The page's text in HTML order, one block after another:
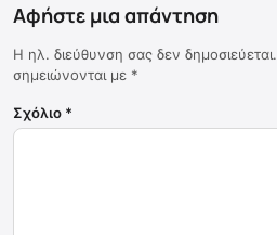
Αφήστε μια απάντηση
Η ηλ. διεύθυνση σας δεν δημοσιεύεται.
σημειώνονται με *
Σχόλιο *